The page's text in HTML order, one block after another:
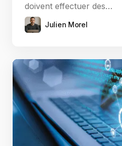
doivent effectuer des…
Julien Morel